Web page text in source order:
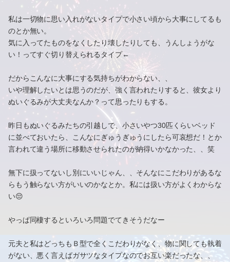
私は一切物に思い入れがないタイプで小さい頃から大事にしてるも
のとか無い。
気に入ってたものをなくしたり壊したりしても、うんしょうがな
い！ってすぐ切り替えられるタイプ←
だからこんなに大事にする気持ちがわからない、、
いや理解したいとは思うのだが、強く言われたりすると、彼女より
ぬいぐるみが大丈夫なんか？って思ったりもする。
昨日もぬいぐるみたちの引越しで、小さいやつ30匹くらいベッド
に並べておいたら、こんなにぎゅうぎゅうにしたら可哀想だ！とか
言われて違う場所に移動させられたのが納得いかなかった、、笑
無下に扱ってないし別にいいじゃん、、そんなにこだわりがあるな
らもう触らない方がいいのかなとか。私には扱い方がよくわからな
い😔
やっぱ同棲するといろいろ問題でてきそうだなー
元夫と私はどっちもＢ型で全くこだわりがなく、物に関しても執着
がない、悪く言えばガサツなタイプなのでお互い楽だったな、、